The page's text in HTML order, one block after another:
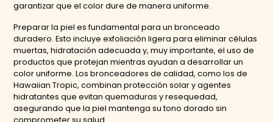
garantizar que el color dure de manera uniforme.
Preparar la piel es fundamental para un bronceado
duradero. Esto incluye exfoliación ligera para eliminar células
muertas, hidratación adecuada y, muy importante, el uso de
productos que protejan mientras ayudan a desarrollar un
color uniforme. Los bronceadores de calidad, como los de
Hawaiian Tropic, combinan protección solar y agentes
hidratantes que evitan quemaduras y resequedad,
asegurando que la piel mantenga su tono dorado sin
comprometer su salud.